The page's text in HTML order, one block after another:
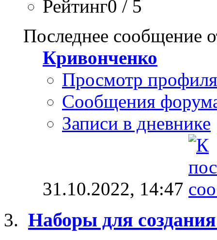
Рейтинг0 / 5
Последнее сообщение
Кривонченко
Просмотр профиля
Сообщения
Записи в дневнике
31.10.2022, 14:47
Наборы для